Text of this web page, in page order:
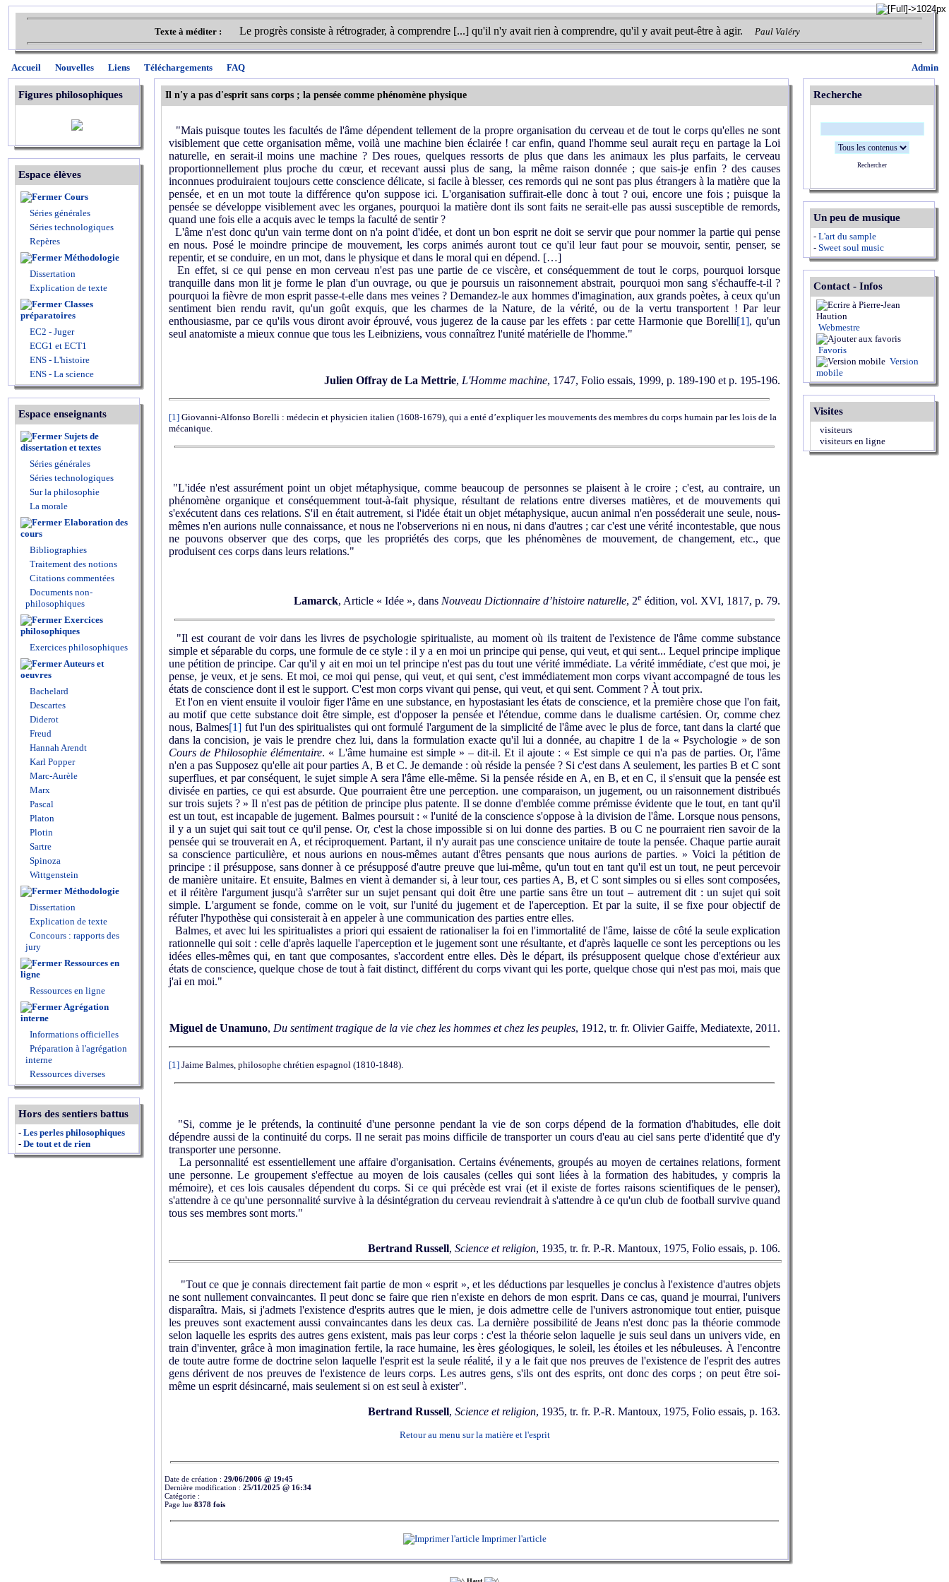
Texte à méditer : Le progrès consiste à rétrograder, à comprendre [...] qu'il n'y avait rien à comprendre, qu'il y avait peut-être à agir. Paul Valéry
Admin
Accueil Nouvelles Liens Téléchargements FAQ
Figures philosophiques
Espace élèves
Cours
Séries générales
Séries technologiques
Repères
Méthodologie
Dissertation
Explication de texte
Classes
préparatoires
EC2 - Juger
ECG1 et ECT1
ENS - L'histoire
ENS - La science
Espace enseignants
Sujets de
dissertation et textes
Séries générales
Séries technologiques
Sur la philosophie
La morale
Elaboration des
cours
Bibliographies
Traitement des notions
Citations commentées
Documents non-
philosophiques
Exercices
philosophiques
Exercices philosophiques
Auteurs et
oeuvres
Bachelard
Descartes
Diderot
Freud
Hannah Arendt
Karl Popper
Marc-Aurèle
Marx
Pascal
Platon
Plotin
Sartre
Spinoza
Wittgenstein
Méthodologie
Dissertation
Explication de texte
Concours : rapports des
jury
Ressources en
ligne
Ressources en ligne
Agrégation
interne
Informations officielles
Préparation à l'agrégation
interne
Ressources diverses
Hors des sentiers battus
- Les perles philosophiques
- De tout et de rien
Il n'y a pas d'esprit sans corps ; la pensée comme phénomène physique
"Mais puisque toutes les facultés de l'âme dépendent tellement de la propre organisation du cerveau et de tout le corps qu'elles ne sont
visiblement que cette organisation même, voilà une machine bien éclairée ! car enfin, quand l'homme seul aurait reçu en partage la Loi
naturelle, en serait-il moins une machine ? Des roues, quelques ressorts de plus que dans les animaux les plus parfaits, le cerveau
proportionnellement plus proche du cœur, et recevant aussi plus de sang, la même raison donnée ; que sais-je enfin ? des causes
inconnues produiraient toujours cette conscience délicate, si facile à blesser, ces remords qui ne sont pas plus étrangers à la matière que la
pensée, et en un mot toute la différence qu'on suppose ici. L'organisation suffirait-elle donc à tout ? oui, encore une fois ; puisque la
pensée se développe visiblement avec les organes, pourquoi la matière dont ils sont faits ne serait-elle pas aussi susceptible de remords,
quand une fois elle a acquis avec le temps la faculté de sentir ?
L'âme n'est donc qu'un vain terme dont on n'a point d'idée, et dont un bon esprit ne doit se servir que pour nommer la partie qui pense
en nous. Posé le moindre principe de mouvement, les corps animés auront tout ce qu'il leur faut pour se mouvoir, sentir, penser, se
repentir, et se conduire, en un mot, dans le physique et dans le moral qui en dépend. […]
En effet, si ce qui pense en mon cerveau n'est pas une partie de ce viscère, et conséquemment de tout le corps, pourquoi lorsque
tranquille dans mon lit je forme le plan d'un ouvrage, ou que je poursuis un raisonnement abstrait, pourquoi mon sang s'échauffe-t-il ?
pourquoi la fièvre de mon esprit passe-t-elle dans mes veines ? Demandez-le aux hommes d'imagination, aux grands poètes, à ceux qu'un
sentiment bien rendu ravit, qu'un goût exquis, que les charmes de la Nature, de la vérité, ou de la vertu transportent ! Par leur
enthousiasme, par ce qu'ils vous diront avoir éprouvé, vous jugerez de la cause par les effets : par cette Harmonie que Borelli[1], qu'un
seul anatomiste a mieux connue que tous les Leibniziens, vous connaîtrez l'unité matérielle de l'homme."
Julien Offray de La Mettrie, L'Homme machine, 1747, Folio essais, 1999, p. 189-190 et p. 195-196.
[1] Giovanni-Alfonso Borelli : médecin et physicien italien (1608-1679), qui a enté d’expliquer les mouvements des membres du corps humain par les lois de la
mécanique.
"L'idée n'est assurément point un objet métaphysique, comme beaucoup de personnes se plaisent à le croire ; c'est, au contraire, un
phénomène organique et conséquemment tout-à-fait physique, résultant de relations entre diverses matières, et de mouvements qui
s'exécutent dans ces relations. S'il en était autrement, si l'idée était un objet métaphysique, aucun animal n'en posséderait une seule, nous-
mêmes n'en aurions nulle connaissance, et nous ne l'observerions ni en nous, ni dans d'autres ; car c'est une vérité incontestable, que nous
ne pouvons observer que des corps, que les propriétés des corps, que les phénomènes de mouvement, de changement, etc., que
produisent ces corps dans leurs relations."
Lamarck, Article « Idée », dans Nouveau Dictionnaire d’histoire naturelle, 2e édition, vol. XVI, 1817, p. 79.
"Il est courant de voir dans les livres de psychologie spiritualiste, au moment où ils traitent de l'existence de l'âme comme substance
simple et séparable du corps, une formule de ce style : il y a en moi un principe qui pense, qui veut, et qui sent... Lequel principe implique
une pétition de principe. Car qu'il y ait en moi un tel principe n'est pas du tout une vérité immédiate. La vérité immédiate, c'est que moi, je
pense, je veux, et je sens. Et moi, ce moi qui pense, qui veut, et qui sent, c'est immédiatement mon corps vivant accompagné de tous les
états de conscience dont il est le support. C'est mon corps vivant qui pense, qui veut, et qui sent. Comment ? À tout prix.
Et l'on en vient ensuite il vouloir figer l'âme en une substance, en hypostasiant les états de conscience, et la première chose que l'on fait,
au motif que cette substance doit être simple, est d'opposer la pensée et l'étendue, comme dans le dualisme cartésien. Or, comme chez
nous, Balmes[1] fut l'un des spiritualistes qui ont formulé l'argument de la simplicité de l'âme avec le plus de force, tant dans la clarté que
dans la concision, je vais le prendre chez lui, dans la formulation exacte qu'il lui a donnée, au chapitre 1 de la « Psychologie » de son
Cours de Philosophie élémentaire. « L'âme humaine est simple » – dit-il. Et il ajoute : « Est simple ce qui n'a pas de parties. Or, l'âme
n'en a pas Supposez qu'elle ait pour parties A, B et C. Je demande : où réside la pensée ? Si c'est dans A seulement, les parties B et C sont
superflues, et par conséquent, le sujet simple A sera l'âme elle-même. Si la pensée réside en A, en B, et en C, il s'ensuit que la pensée est
divisée en parties, ce qui est absurde. Que pourraient être une perception. une comparaison, un jugement, ou un raisonnement distribués
sur trois sujets ? » Il n'est pas de pétition de principe plus patente. Il se donne d'emblée comme prémisse évidente que le tout, en tant qu'il
est un tout, est incapable de jugement. Balmes poursuit : « l'unité de la conscience s'oppose à la division de l'âme. Lorsque nous pensons,
il y a un sujet qui sait tout ce qu'il pense. Or, c'est la chose impossible si on lui donne des parties. B ou C ne pourraient rien savoir de la
pensée qui se trouverait en A, et réciproquement. Partant, il n'y aurait pas une conscience unitaire de toute la pensée. Chaque partie aurait
sa conscience particulière, et nous aurions en nous-mêmes autant d'êtres pensants que nous aurions de parties. » Voici la pétition de
principe : il présuppose, sans donner à ce présupposé d'autre preuve que lui-même, qu'un tout en tant qu'il est un tout, ne peut percevoir
de manière unitaire. Et ensuite, Balmes en vient à demander si, à leur tour, ces parties A, B, et C sont simples ou si elles sont composées,
et il réitère l'argument jusqu'à s'arrêter sur un sujet pensant qui doit être une partie sans être un tout – autrement dit : un sujet qui soit
simple. L'argument se fonde, comme on le voit, sur l'unité du jugement et de l'aperception. Et par la suite, il se fixe pour objectif de
réfuter l'hypothèse qui consisterait à en appeler à une communication des parties entre elles.
Balmes, et avec lui les spiritualistes a priori qui essaient de rationaliser la foi en l'immortalité de l'âme, laisse de côté la seule explication
rationnelle qui soit : celle d'après laquelle l'aperception et le jugement sont une résultante, et d'après laquelle ce sont les perceptions ou les
idées elles-mêmes qui, en tant que composantes, s'accordent entre elles. Dès le départ, ils présupposent quelque chose d'extérieur aux
états de conscience, quelque chose de tout à fait distinct, différent du corps vivant qui les porte, quelque chose qui n'est pas moi, mais que
j'ai en moi."
Miguel de Unamuno, Du sentiment tragique de la vie chez les hommes et chez les peuples, 1912, tr. fr. Olivier Gaiffe, Mediatexte, 2011.
[1] Jaime Balmes, philosophe chrétien espagnol (1810-1848).
"Si, comme je le prétends, la continuité d'une personne pendant la vie de son corps dépend de la formation d'habitudes, elle doit
dépendre aussi de la continuité du corps. Il ne serait pas moins difficile de transporter un cours d'eau au ciel sans perte d'identité que d'y
transporter une personne.
La personnalité est essentiellement une affaire d'organisation. Certains événements, groupés au moyen de certaines relations, forment
une personne. Le groupement s'effectue au moyen de lois causales (celles qui sont liées à la formation des habitudes, y compris la
mémoire), et ces lois causales dépendent du corps. Si ce qui précède est vrai (et il existe de fortes raisons scientifiques de le penser),
s'attendre à ce qu'une personnalité survive à la désintégration du cerveau reviendrait à s'attendre à ce qu'un club de football survive quand
tous ses membres sont morts."
Bertrand Russell, Science et religion, 1935, tr. fr. P.-R. Mantoux, 1975, Folio essais, p. 106.
"Tout ce que je connais directement fait partie de mon « esprit », et les déductions par lesquelles je conclus à l'existence d'autres objets
ne sont nullement convaincantes. Il peut donc se faire que rien n'existe en dehors de mon esprit. Dans ce cas, quand je mourrai, l'univers
disparaîtra. Mais, si j'admets l'existence d'esprits autres que le mien, je dois admettre celle de l'univers astronomique tout entier, puisque
les preuves sont exactement aussi convaincantes dans les deux cas. La dernière possibilité de Jeans n'est donc pas la théorie commode
selon laquelle les esprits des autres gens existent, mais pas leur corps : c'est la théorie selon laquelle je suis seul dans un univers vide, en
train d'inventer, grâce à mon imagination fertile, la race humaine, les ères géologiques, le soleil, les étoiles et les nébuleuses. À l'encontre
de toute autre forme de doctrine selon laquelle l'esprit est la seule réalité, il y a le fait que nos preuves de l'existence de l'esprit des autres
gens dérivent de nos preuves de l'existence de leurs corps. Les autres gens, s'ils ont des esprits, ont donc des corps ; on peut être soi-
même un esprit désincarné, mais seulement si on est seul à exister".
Bertrand Russell, Science et religion, 1935, tr. fr. P.-R. Mantoux, 1975, Folio essais, p. 163.
Retour au menu sur la matière et l'esprit
Date de création : 29/06/2006 @ 19:45
Dernière modification : 25/11/2025 @ 16:34
Catégorie :
Page lue 8378 fois
Imprimer l'article
Recherche
Rechercher
Un peu de musique
- L'art du sample
- Sweet soul music
Contact - Infos
Webmestre
Favoris
Version
mobile
Visites
visiteurs
visiteurs en ligne